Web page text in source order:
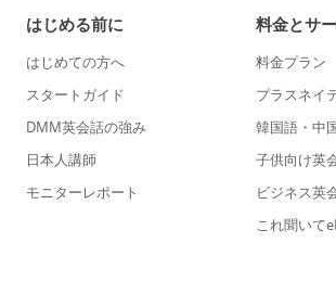
はじめる前に
はじめての方へ
スタートガイド
DMM英会話の強み
日本人講師
モニターレポート
料金とサ
料金プラン
プラスネイ
韓国語・中
子供向け英
ビジネス英
これ聞いて